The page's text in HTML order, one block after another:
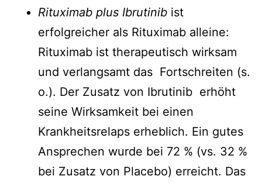
Rituximab plus Ibrutinib ist
erfolgreicher als Rituximab alleine:
Rituximab ist therapeutisch wirksam
und verlangsamt das Fortschreiten (s.
o.). Der Zusatz von Ibrutinib erhöht
seine Wirksamkeit bei einen
Krankheitsrelaps erheblich. Ein gutes
Ansprechen wurde bei 72 % (vs. 32 %
bei Zusatz von Placebo) erreicht. Das